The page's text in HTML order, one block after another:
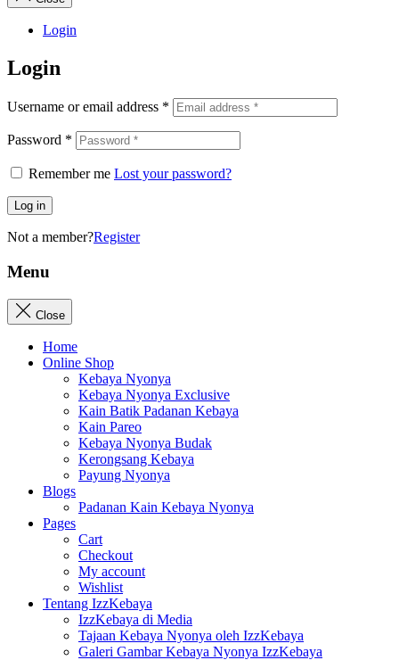
Login
Login
Username or email address *
Password *
Remember me Lost your password?
Log in
Not a member?Register
Menu
Close
Home
Online Shop
Kebaya Nyonya
Kebaya Nyonya Exclusive
Kain Batik Padanan Kebaya
Kain Pareo
Kebaya Nyonya Budak
Kerongsang Kebaya
Payung Nyonya
Blogs
Padanan Kain Kebaya Nyonya
Pages
Cart
Checkout
My account
Wishlist
Tentang IzzKebaya
IzzKebaya di Media
Tajaan Kebaya Nyonya oleh IzzKebaya
Galeri Gambar Kebaya Nyonya IzzKebaya